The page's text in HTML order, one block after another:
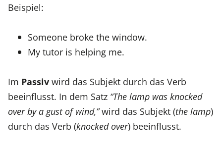
Beispiel:
Someone broke the window.
My tutor is helping me.
Im Passiv wird das Subjekt durch das Verb
beeinflusst. In dem Satz “The lamp was knocked
over by a gust of wind,”wird das Subjekt (the lamp)
durch das Verb (knocked over) beeinflusst.